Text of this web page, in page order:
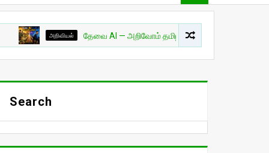
அறிவியல் தேவை AI — அறிவோம் தமிழில்! - பாகம் 01
Search